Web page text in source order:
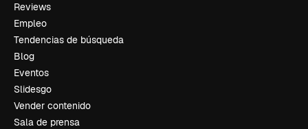
Reviews
Empleo
Tendencias de búsqueda
Blog
Eventos
Slidesgo
Vender contenido
Sala de prensa